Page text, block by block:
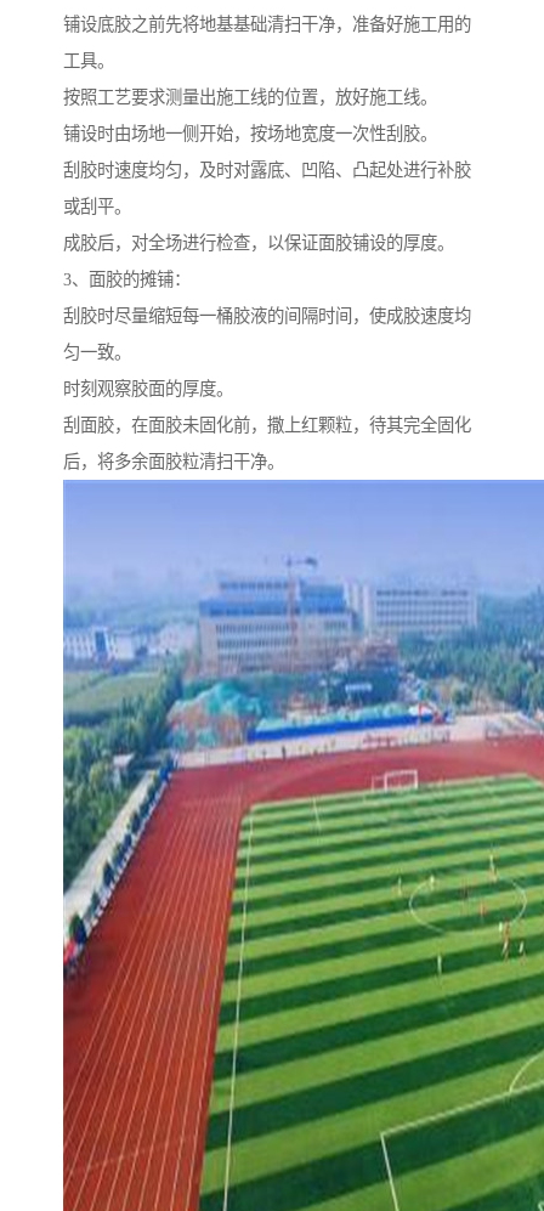
铺设底胶之前先将地基基础清扫干净，准备好施工用的
工具。
按照工艺要求测量出施工线的位置，放好施工线。
铺设时由场地一侧开始，按场地宽度一次性刮胶。
刮胶时速度均匀，及时对露底、凹陷、凸起处进行补胶
或刮平。
成胶后，对全场进行检查，以保证面胶铺设的厚度。
3、面胶的摊铺：
刮胶时尽量缩短每一桶胶液的间隔时间，使成胶速度均
匀一致。
时刻观察胶面的厚度。
刮面胶，在面胶未固化前，撒上红颗粒，待其完全固化
后，将多余面胶粒清扫干净。